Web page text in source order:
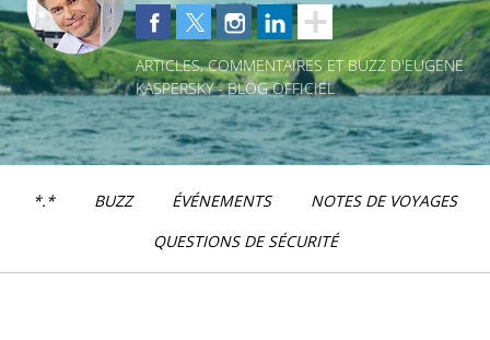
ARTICLES, COMMENTAIRES ET BUZZ D'EUGENE
KASPERSKY - BLOG OFFICIEL
*.* BUZZ ÉVÉNEMENTS
NOTES DE VOYAGES
QUESTIONS DE SÉCURITÉ